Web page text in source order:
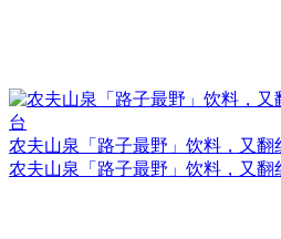
农夫山泉「路子最野」饮料，又翻
农夫山泉「路子最野」饮料，又翻